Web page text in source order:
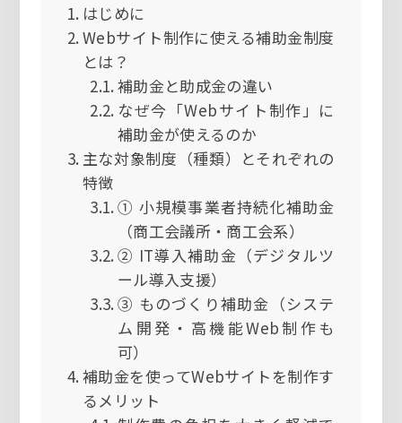
はじめに
Webサイト制作に使える補助金制度
とは？
補助金と助成金の違い
なぜ今「Webサイト制作」に
補助金が使えるのか
主な対象制度（種類）とそれぞれの
特徴
① 小規模事業者持続化補助金
（商工会議所・商工会系）
② IT導入補助金（デジタルツ
ール導入支援）
③ ものづくり補助金（システ
ム開発・高機能Web制作も
可）
補助金を使ってWebサイトを制作す
るメリット